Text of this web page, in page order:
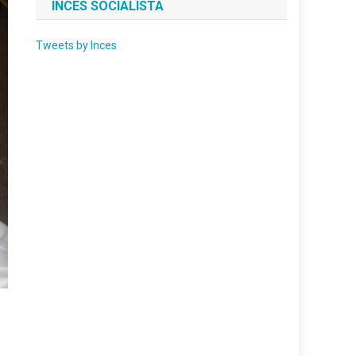
INCES SOCIALISTA
Tweets by Inces